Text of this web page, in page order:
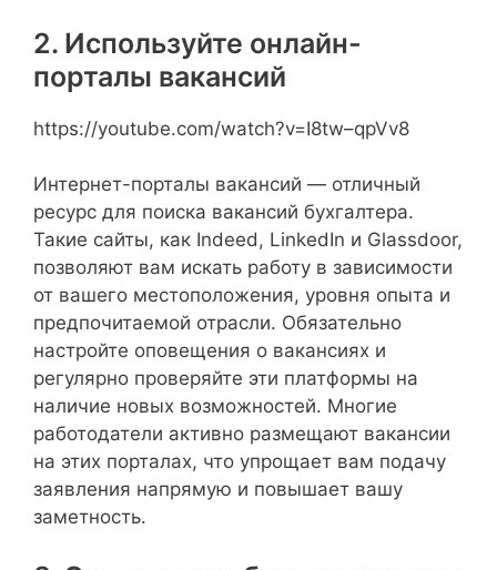
2. Используйте онлайн-
порталы вакансий
https://youtube.com/watch?v=I8tw–qpVv8
Интернет-порталы вакансий — отличный
ресурс для поиска вакансий бухгалтера.
Такие сайты, как Indeed, LinkedIn и Glassdoor,
позволяют вам искать работу в зависимости
от вашего местоположения, уровня опыта и
предпочитаемой отрасли. Обязательно
настройте оповещения о вакансиях и
регулярно проверяйте эти платформы на
наличие новых возможностей. Многие
работодатели активно размещают вакансии
на этих порталах, что упрощает вам подачу
заявления напрямую и повышает вашу
заметность.